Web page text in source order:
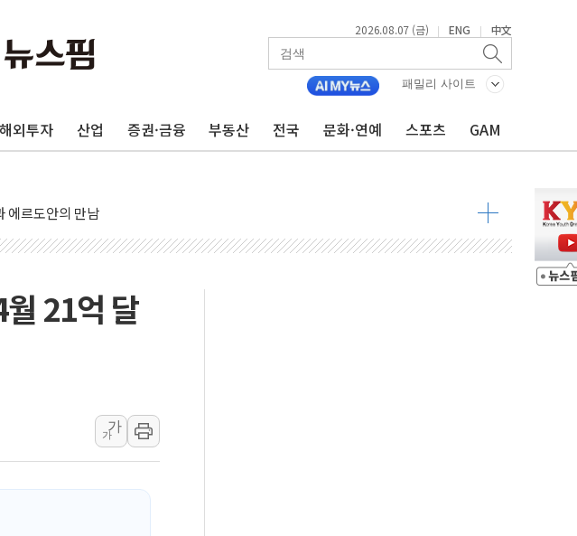
2026.08.07 (금) | ENG | 中文
패밀리 사이트
해외투자 산업 증권·금융 부동산 전국 문화·연예 스포츠 GAM
2만3000명 감소 '쇼크'…9월 금리 인상 기대 후퇴
니파 3개국, 공동방위협정 체결
와 MOU… "6·25 미군 실종자 7359명 끝까지 찾겠다"
야"…파월 때와 달리 워시엔 톤 낮춰
폴리실리콘 관세 15% 부과…美 태양광주 급등
에르도안의 만남
21억 달
가
가